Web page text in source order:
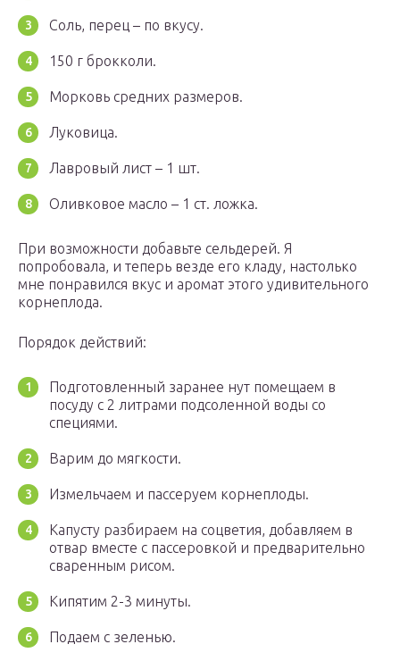
Соль, перец – по вкусу.
150 г брокколи.
Морковь средних размеров.
Луковица.
Лавровый лист – 1 шт.
Оливковое масло – 1 ст. ложка.
При возможности добавьте сельдерей. Я
попробовала, и теперь везде его кладу, настолько
мне понравился вкус и аромат этого удивительного
корнеплода.
Порядок действий:
Подготовленный заранее нут помещаем в
посуду с 2 литрами подсоленной воды со
специями.
Варим до мягкости.
Измельчаем и пассеруем корнеплоды.
Капусту разбираем на соцветия, добавляем в
отвар вместе с пассеровкой и предварительно
сваренным рисом.
Кипятим 2-3 минуты.
Подаем с зеленью.